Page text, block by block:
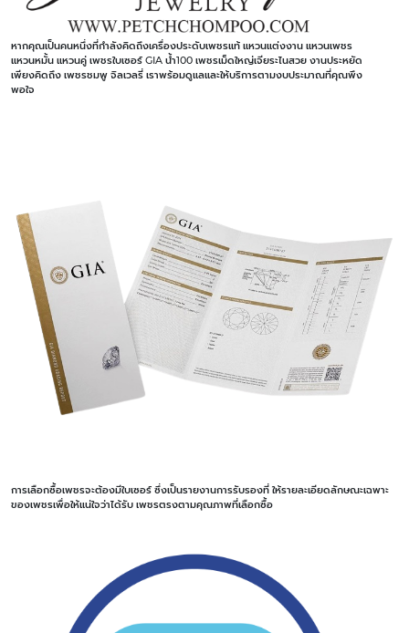
หากคุณเป็นคนหนึ่งที่กำลังคิดถึงเครื่องประดับเพชรแท้ แหวนแต่งงาน แหวนเพชร
แหวนหมั้น แหวนคู่ เพชรใบเซอร์ GIA น้ำ100 เพชรเม็ดใหญ่เจียระไนสวย งานประหยัด
เพียงคิดถึง เพชรชมพู จิลเวลรี่ เราพร้อมดูแลและให้บริการตามงบประมาณที่คุณพึง
พอใจ
การเลือกซื้อเพชรจะต้องมีใบเซอร์ ซึ่งเป็นรายงานการรับรองที่ ให้รายละเอียดลักษณะเฉพาะ
ของเพชรเพื่อให้แน่ใจว่าได้รับ เพชรตรงตามคุณภาพที่เลือกซื้อ